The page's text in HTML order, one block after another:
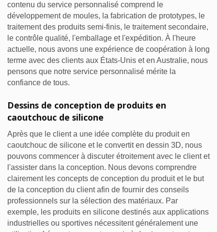
contenu du service personnalisé comprend le
développement de moules, la fabrication de prototypes, le
traitement des produits semi-finis, le traitement secondaire,
le contrôle qualité, l'emballage et l'expédition. À l'heure
actuelle, nous avons une expérience de coopération à long
terme avec des clients aux États-Unis et en Australie, nous
pensons que notre service personnalisé mérite la
confiance de tous.
Dessins de conception de produits en
caoutchouc de silicone
Après que le client a une idée complète du produit en
caoutchouc de silicone et le convertit en dessin 3D, nous
pouvons commencer à discuter étroitement avec le client et
l'assister dans la conception. Nous devons comprendre
clairement les concepts de conception du produit et le but
de la conception du client afin de fournir des conseils
professionnels sur la sélection des matériaux. Par
exemple, les produits en silicone destinés aux applications
industrielles ou sportives nécessitent généralement une